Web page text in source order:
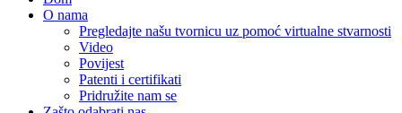
O nama
Pregledajte našu tvornicu uz pomoć virtualne stvarnosti
Video
Povijest
Patenti i certifikati
Pridružite nam se